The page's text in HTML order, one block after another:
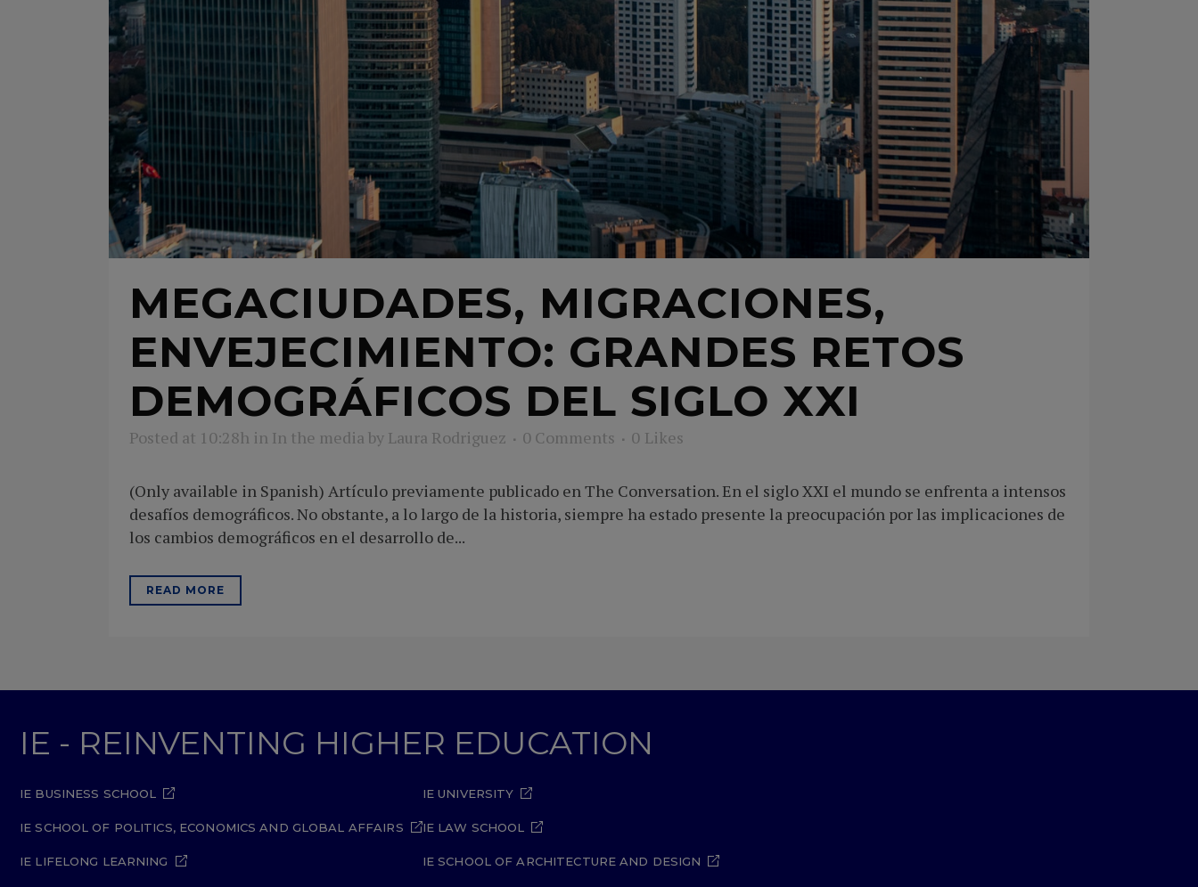
MEGACIUDADES, MIGRACIONES,
ENVEJECIMIENTO: GRANDES RETOS
DEMOGRÁFICOS DEL SIGLO XXI
Posted at 10:28h in In the media by Laura Rodriguez 0 Comments 0 Likes
(Only available in Spanish) Artículo previamente publicado en The Conversation. En el siglo XXI el mundo se enfrenta a intensos
desafíos demográficos. No obstante, a lo largo de la historia, siempre ha estado presente la preocupación por las implicaciones de
los cambios demográficos en el desarrollo de...
READ MORE
IE - REINVENTING HIGHER EDUCATION
IE BUSINESS SCHOOL
IE SCHOOL OF POLITICS, ECONOMICS AND GLOBAL AFFAIRS
IE LIFELONG LEARNING
IE UNIVERSITY
IE LAW SCHOOL
IE SCHOOL OF ARCHITECTURE AND DESIGN